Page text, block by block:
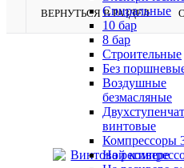
Спиральные
10 бар
8 бар
Cтроительные
Без
Воздушные
безмасляные
винтовые
Компрессоры
На ресивере
ВЕРНУТЬСЯ В РАЗДЕЛ